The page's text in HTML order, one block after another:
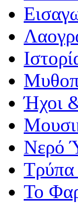
Ήχοι
Νερό
Το